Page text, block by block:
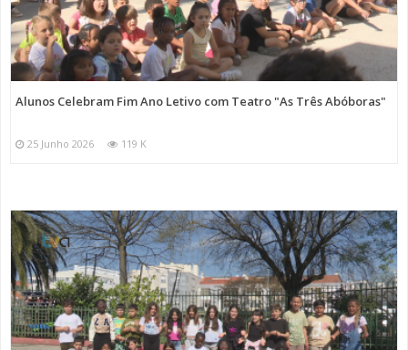
Alunos Celebram Fim Ano Letivo com Teatro "As Três Abóboras"
25 Junho 2026 119 K